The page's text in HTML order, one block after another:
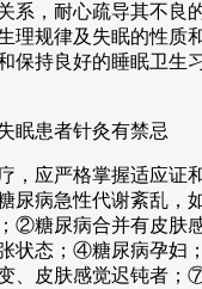
系，耐心疏导其不良
理规律及失眠的性质
保持良好的睡眠卫生
眠患者针灸有禁忌
，应严格掌握适应证
尿病急性代谢紊乱，
②糖尿病合并有皮肤
状态；④糖尿病孕妇
、皮肤感觉迟钝者；